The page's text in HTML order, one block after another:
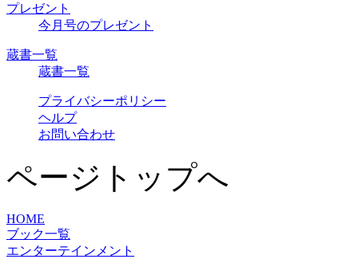
プレゼント
今月号のプレゼント
蔵書一覧
蔵書一覧
プライバシーポリシー
ヘルプ
お問い合わせ
ページトップへ
HOME
ブック一覧
エンターテインメント